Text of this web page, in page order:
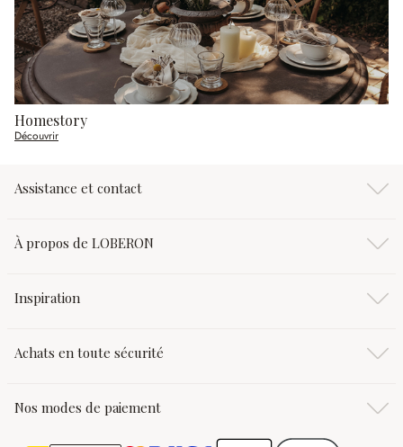
Homestory
Découvrir
Assistance et contact
À propos de LOBERON
Inspiration
Achats en toute sécurité
Nos modes de paiement